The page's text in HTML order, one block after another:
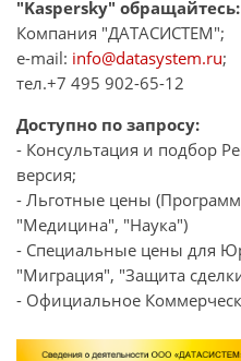
"Kaspersky" обращайтесь:
Компания "ДАТАСИСТЕМ";
e-mail: info@datasystem.ru;
тел.+7 495 902-65-12
Доступно по запросу:
- Консультация и подбор
версия;
- Льготные цены
"Медицина", "Наука")
- Специальные цены для
"Миграция", "Защита
- Официальное